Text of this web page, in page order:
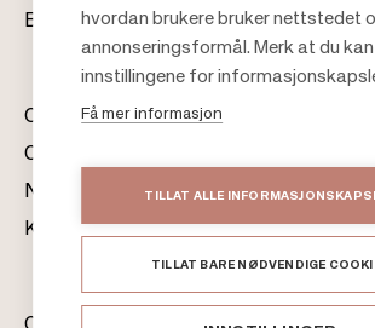
o
t
Bærekraft
Om oss
Citylife
Nyhetsrom
Kontakter
hvordan brukere bruker nettstedet
annonseringsformål. Merk at du
innstillingene for
Få mer informasjon
TILLAT ALLE
TILLAT BARE NØDVENDIGE